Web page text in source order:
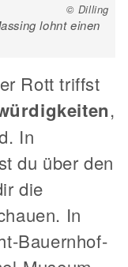
© Dilling
lohnt einen
Rott triffst
,
In
du über den
die
In
Bauernhof-